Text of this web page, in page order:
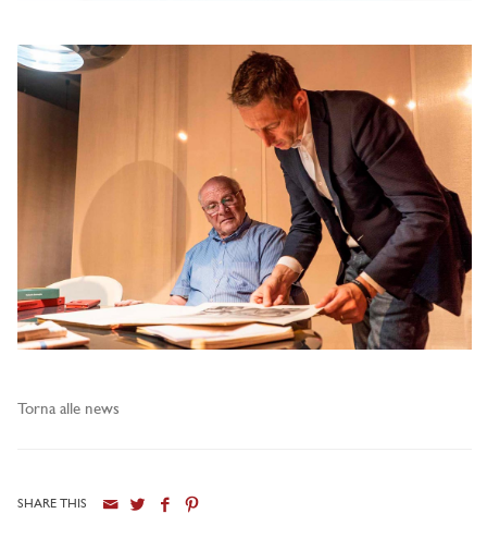
Torna alle news
SHARE THIS